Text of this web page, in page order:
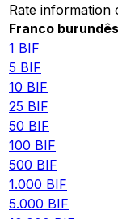
Rate
Franco burundês
1 BIF
5 BIF
10 BIF
25 BIF
50 BIF
100 BIF
500 BIF
1.000 BIF
5.000 BIF